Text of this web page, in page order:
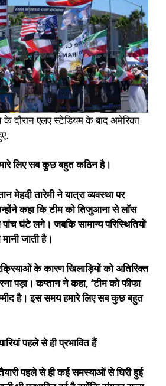
दौरान एलए स्टेडियम के बाद अमेरिका
लिए सब कुछ बहुत कठिन है।
मेहदी तारेमी ने यात्रा व्यवस्था पर
कहा कि टीम को तिजुआना से लॉस
घंटे लगे। जबकि सामान्य परिस्थितियों
जाती है।
के कारण खिलाड़ियों को अतिरिक्त
पड़ा। कप्तान ने कहा, ‘टीम को फीफा
है। इस समय हमारे लिए सब कुछ बहुत
पहले से ही प्रभावित हैं
पहले से ही कई समस्याओं से घिरी हुई